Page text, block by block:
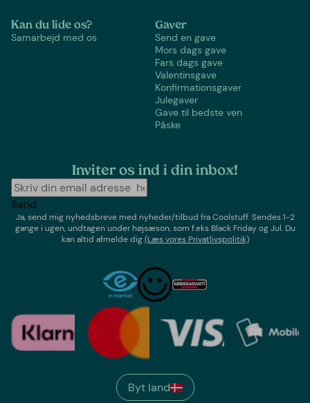
Kan du lide os?
Samarbejd med os
Gaver
Send en gave
Mors dags gave
Fars dags gave
Valentinsgave
Konfirmationsgaver
Julegaver
Gave til bedste ven
Påske
Inviter os ind i din inbox!
Send
Ja, send mig nyhedsbreve med nyheder/tilbud fraCoolstuff. Sendes 1-2
gange i ugen,undtagen under højsæson, som f.eks Black Friday og Jul. Du
kan altid afmelde dig(Læs vores Privatlivspolitik)
Byt land